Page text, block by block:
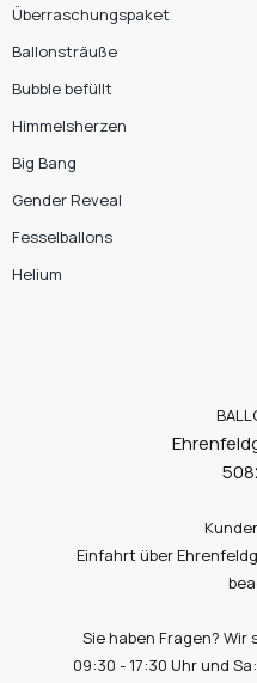
Überraschungspaket
Ballonsträuße
Bubble befüllt
Himmelsherzen
Big Bang
Gender Reveal
Fesselballons
Helium
Einfahrt über
Sie haben Fragen?
09:30 - 17:30 Uhr und